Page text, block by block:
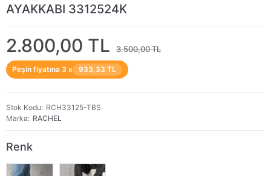
AYAKKABI 3312524K
2.800,00 TL 3.500,00 TL
Peşin fiyatına 3 x 933,33 TL
Stok Kodu
RCH33125-TBS
Marka
RACHEL
Renk